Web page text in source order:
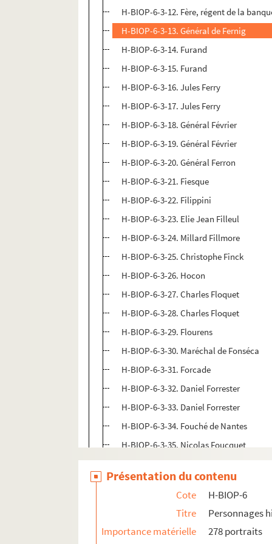
H-BIOP-6-3-12. Fère, régent de la
H-BIOP-6-3-13. Général de Fernig
H-BIOP-6-3-14. Furand
H-BIOP-6-3-15. Furand
H-BIOP-6-3-16. Jules Ferry
H-BIOP-6-3-17. Jules Ferry
H-BIOP-6-3-18. Général Février
H-BIOP-6-3-19. Général Février
H-BIOP-6-3-20. Général Ferron
H-BIOP-6-3-21. Fiesque
H-BIOP-6-3-22. Filippini
H-BIOP-6-3-23. Elie Jean Filleul
H-BIOP-6-3-24. Millard Fillmore
H-BIOP-6-3-25. Christophe Finck
H-BIOP-6-3-26. Hocon
H-BIOP-6-3-27. Charles Floquet
H-BIOP-6-3-28. Charles Floquet
H-BIOP-6-3-29. Flourens
H-BIOP-6-3-30. Maréchal de Fonséca
H-BIOP-6-3-31. Forcade
H-BIOP-6-3-32. Daniel Forrester
H-BIOP-6-3-33. Daniel Forrester
H-BIOP-6-3-34. Fouché de Nantes
H-BIOP-6-3-35. Nicolas Foucquet
H-BIOP-6-3-36. Fourier
H-BIOP-6-3-37. Fournier Sallovège
H-BIOP-6-3-38. Fournier Sallovège
H-BIOP-6-3-39. Le scandale de
H-BIOP-6-3-40. De Fourtou
Présentation du contenu
Cote
H-BIOP-6
Titre
Personnages
Importance matérielle
278 portraits